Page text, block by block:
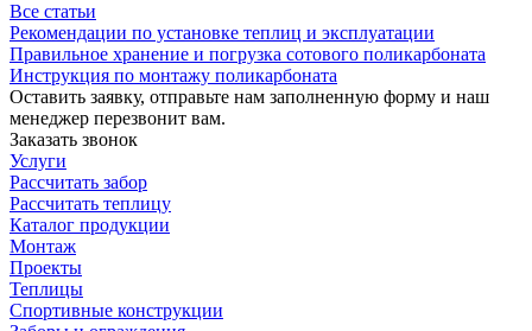
Все статьи
Рекомендации по установке теплиц и эксплуатации
Правильное хранение и погрузка сотового поликарбоната
Инструкция по монтажу поликарбоната
Оставить заявку, отправьте нам заполненную форму и наш
менеджер перезвонит вам.
Заказать звонок
Услуги
Рассчитать забор
Рассчитать теплицу
Каталог продукции
Монтаж
Проекты
Теплицы
Спортивные конструкции